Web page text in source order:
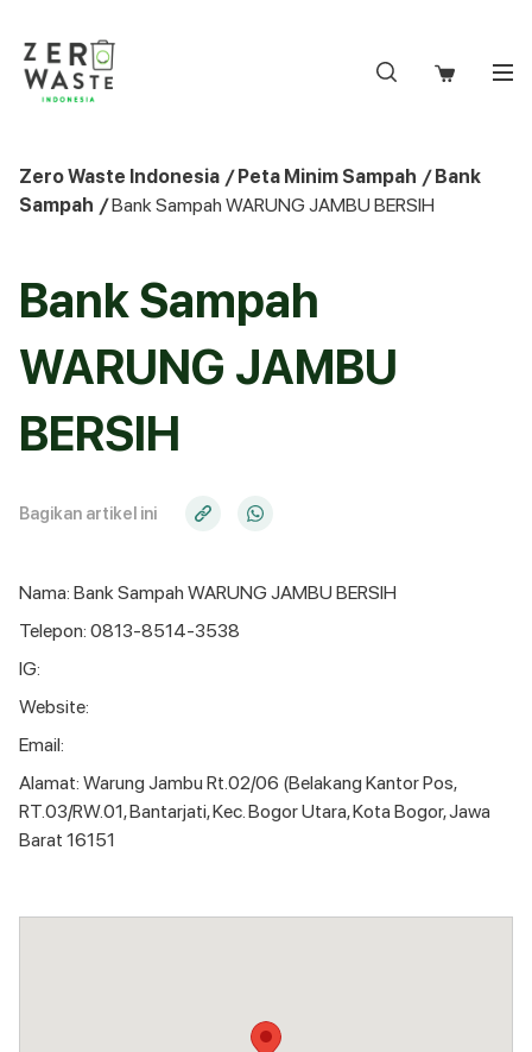
Zero Waste Indonesia / Peta Minim Sampah / Bank
Sampah / Bank Sampah WARUNG JAMBU BERSIH
Bank Sampah
WARUNG JAMBU
BERSIH
Bagikan artikel ini
Nama: Bank Sampah WARUNG JAMBU BERSIH
Telepon: 0813-8514-3538
IG:
Website:
Email:
Alamat: Warung Jambu Rt.02/06 (Belakang Kantor Pos,
RT.03/RW.01, Bantarjati, Kec. Bogor Utara, Kota Bogor, Jawa
Barat 16151